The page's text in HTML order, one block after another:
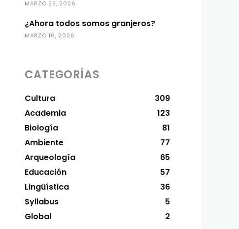
MARZO 23, 2026
¿Ahora todos somos granjeros?
MARZO 16, 2026
CATEGORÍAS
Cultura
309
Academia
123
Biología
81
Ambiente
77
Arqueología
65
Educación
57
Lingüística
36
Syllabus
5
Global
2